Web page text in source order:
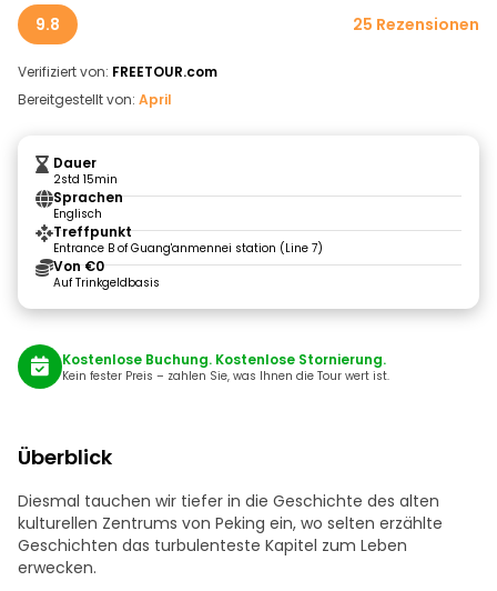
9.8 25 Rezensionen
Verifiziert von: FREETOUR.com
Bereitgestellt von: April
Dauer
2std 15min
Sprachen
Englisch
Treffpunkt
Entrance B of Guang'anmennei station (Line 7)
Von €0
Auf Trinkgeldbasis
Kostenlose Buchung. Kostenlose Stornierung.
Kein fester Preis – zahlen Sie, was Ihnen die Tour wert ist.
Überblick
Diesmal tauchen wir tiefer in die Geschichte des alten
kulturellen Zentrums von Peking ein, wo selten erzählte
Geschichten das turbulenteste Kapitel zum Leben
erwecken.